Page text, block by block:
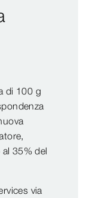
di 100 g
35% del
via